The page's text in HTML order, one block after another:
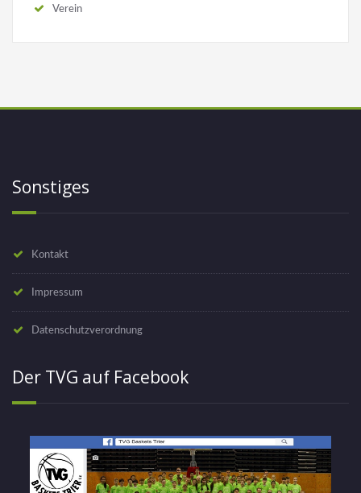
Verein
Sonstiges
Kontakt
Impressum
Datenschutzverordnung
Der TVG auf Facebook